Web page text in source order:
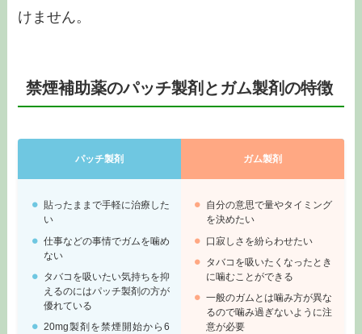
けません。
禁煙補助薬のパッチ製剤とガム製剤の特徴
パッチ製剤 ガム製剤
貼ったままで手軽に治療した
い
仕事などの事情でガムを噛め
ない
タバコを吸いたい気持ちを抑
えるのにはパッチ製剤の方が
優れている
20mg製剤を禁煙開始から6
自分の意思で量やタイミング
を決めたい
口寂しさを紛らわせたい
タバコを吸いたくなったとき
に噛むことができる
一般のガムとは噛み方が異な
るので噛み過ぎないように注
意が必要